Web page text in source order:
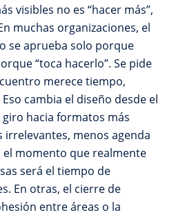
visibles no es “hacer más”,
muchas organizaciones, el
se aprueba solo porque
“toca hacerlo”. Se pide
merece tiempo,
cambia el diseño desde el
hacia formatos más
menos agenda
el momento que realmente
será el tiempo de
En otras, el cierre de
entre áreas o la